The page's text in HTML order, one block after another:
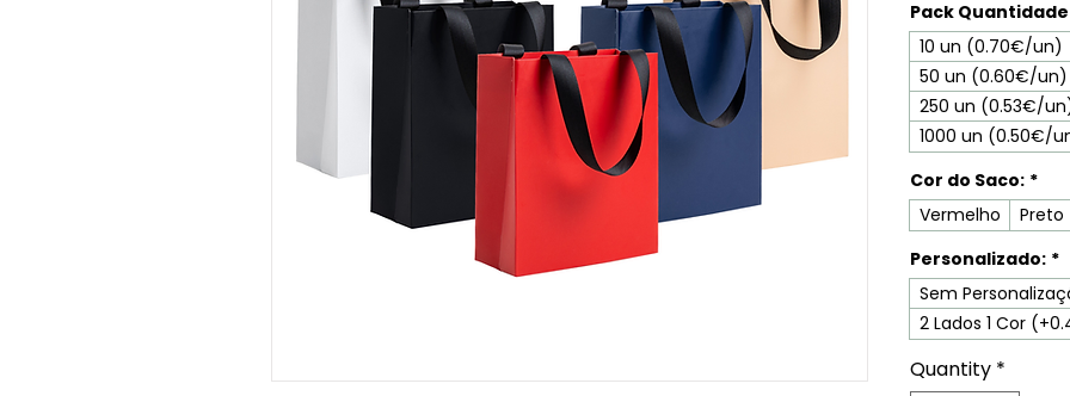
Pack
10 un (0.70€/un)
50 un (0.60€/un)
250 un (0.53€/
1000 un (0.50€/
Cor do Saco: *
Vermelho
Preto
Personalizado: *
Sem
2 Lados 1 Cor
Quantity *